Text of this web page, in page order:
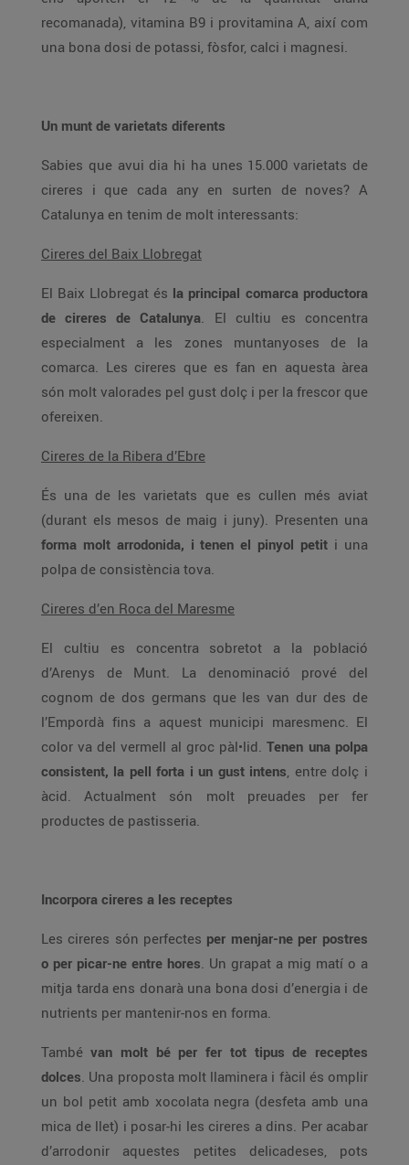
recomanada), vitamina B9 i provitamina A, així com
una bona dosi de potassi, fòsfor, calci i magnesi.
Un munt de varietats diferents
Sabies que avui dia hi ha unes 15.000 varietats de
cireres i que cada any en surten de noves? A
Catalunya en tenim de molt interessants:
Cireres del Baix Llobregat
El Baix Llobregat és la principal comarca productora
de cireres de Catalunya. El cultiu es concentra
especialment a les zones muntanyoses de la
comarca. Les cireres que es fan en aquesta àrea
són molt valorades pel gust dolç i per la frescor que
ofereixen.
Cireres de la Ribera d’Ebre
És una de les varietats que es cullen més aviat
(durant els mesos de maig i juny). Presenten una
forma molt arrodonida, i tenen el pinyol petit i una
polpa de consistència tova.
Cireres d’en Roca del Maresme
El cultiu es concentra sobretot a la població
d’Arenys de Munt. La denominació prové del
cognom de dos germans que les van dur des de
l’Empordà fins a aquest municipi maresmenc. El
color va del vermell al groc pàl•lid. Tenen una polpa
consistent, la pell forta i un gust intens, entre dolç i
àcid. Actualment són molt preuades per fer
productes de pastisseria.
Incorpora cireres a les receptes
Les cireres són perfectes per menjar-ne per postres
o per picar-ne entre hores. Un grapat a mig matí o a
mitja tarda ens donarà una bona dosi d’energia i de
nutrients per mantenir-nos en forma.
També van molt bé per fer tot tipus de receptes
dolces. Una proposta molt llaminera i fàcil és omplir
un bol petit amb xocolata negra (desfeta amb una
mica de llet) i posar-hi les cireres a dins. Per acabar
d’arrodonir aquestes petites delicadeses, pots